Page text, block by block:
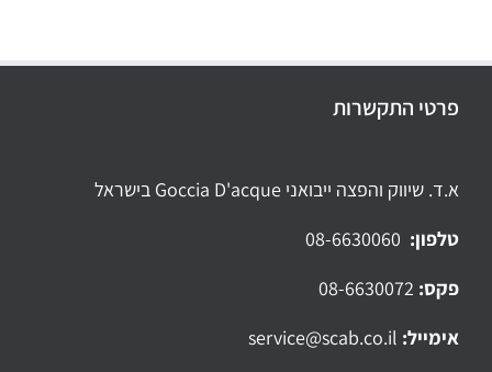
פרטי התקשרות
א.ד. שיווק והפצה ייבואני Goccia D'acque בישראל
טלפון:
פקס:
אימייל: